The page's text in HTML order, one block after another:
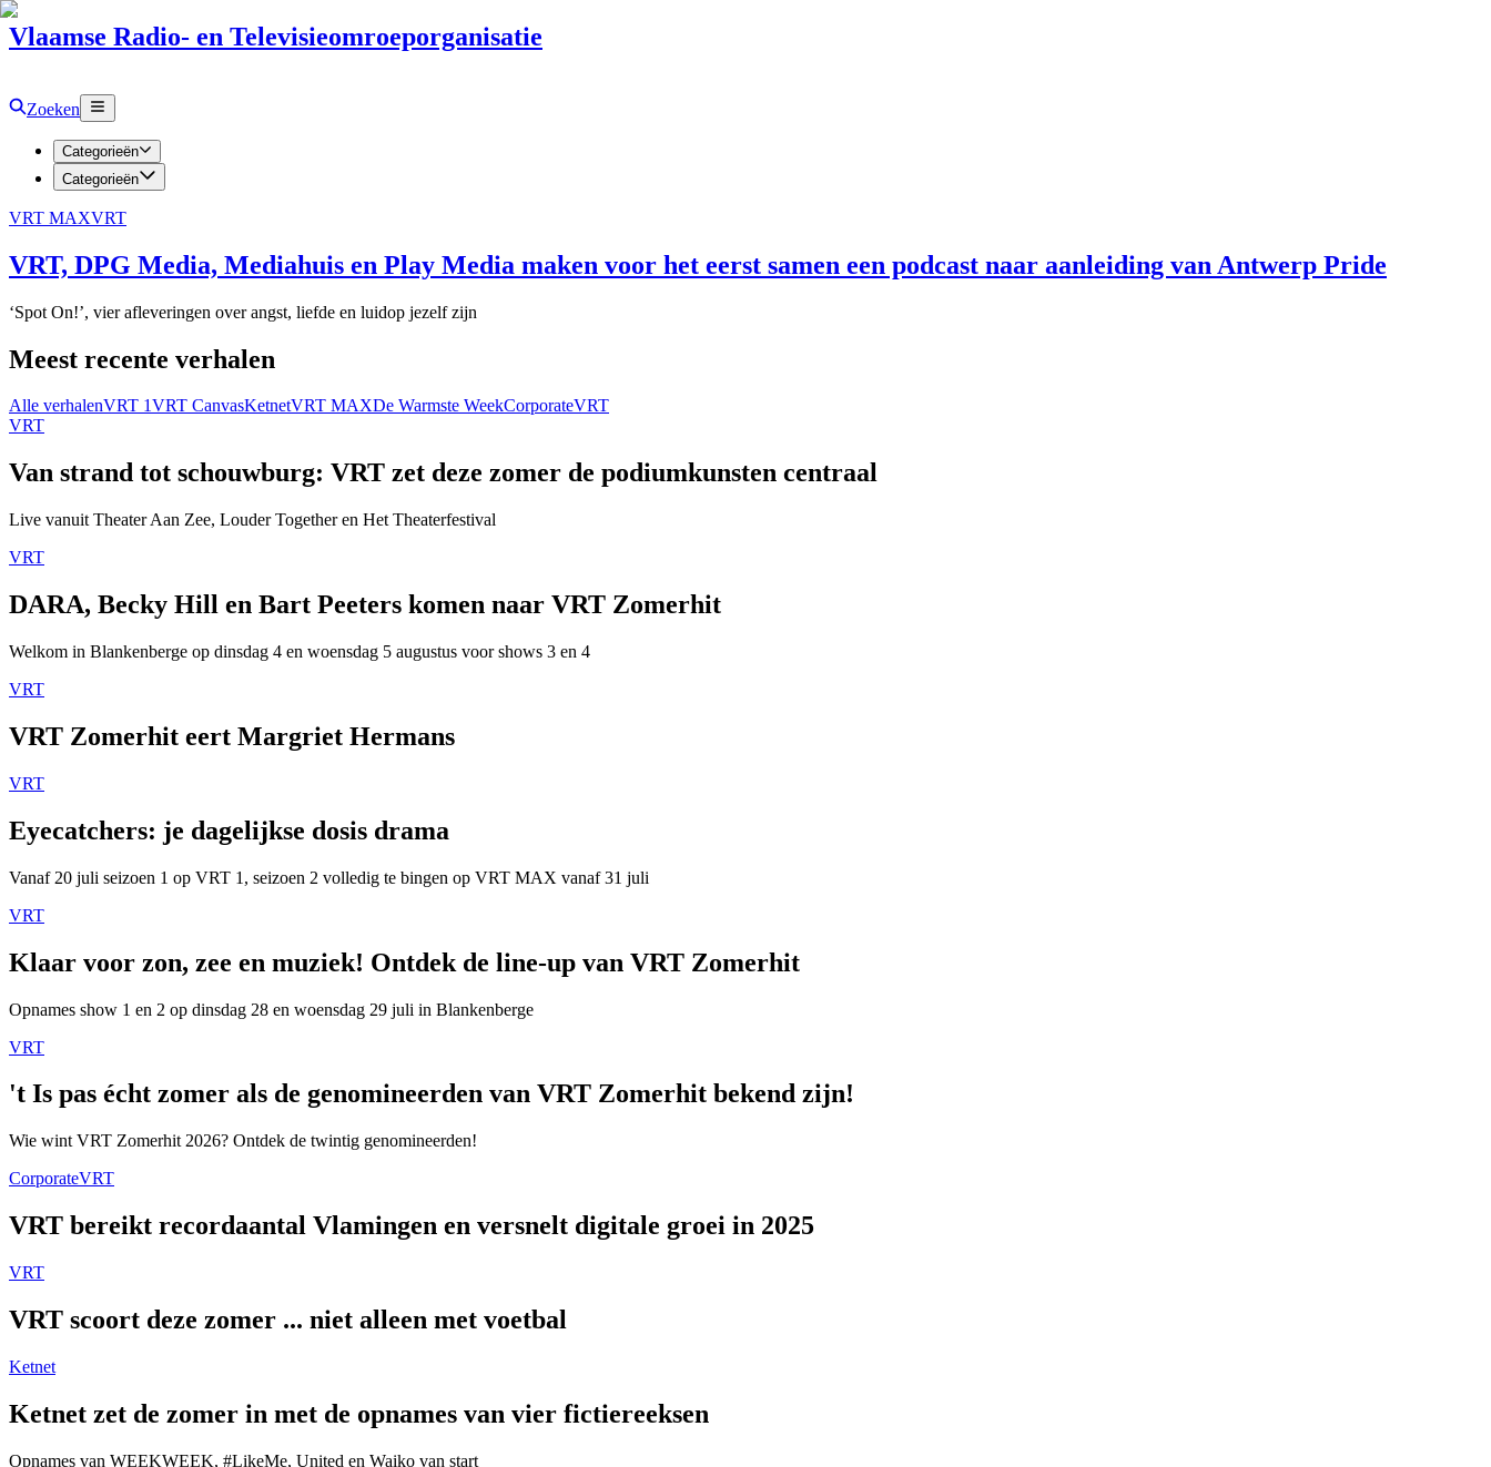
Vlaamse Radio- en Televisieomroeporganisatie
Zoeken
Categorieën
Categorieën
VRT MAXVRT
VRT, DPG Media, Mediahuis en Play Media maken voor het eerst samen een podcast naar aanleiding van Antwerp Pride
‘Spot On!’, vier afleveringen over angst, liefde en luidop jezelf zijn
Meest recente verhalen
Alle verhalenVRT 1VRT CanvasKetnetVRT MAXDe Warmste WeekCorporateVRT
VRT
Van strand tot schouwburg: VRT zet deze zomer de podiumkunsten centraal
Live vanuit Theater Aan Zee, Louder Together en Het Theaterfestival
VRT
DARA, Becky Hill en Bart Peeters komen naar VRT Zomerhit
Welkom in Blankenberge op dinsdag 4 en woensdag 5 augustus voor shows 3 en 4
VRT
VRT Zomerhit eert Margriet Hermans
VRT
Eyecatchers: je dagelijkse dosis drama
Vanaf 20 juli seizoen 1 op VRT 1, seizoen 2 volledig te bingen op VRT MAX vanaf 31 juli
VRT
Klaar voor zon, zee en muziek! Ontdek de line-up van VRT Zomerhit
Opnames show 1 en 2 op dinsdag 28 en woensdag 29 juli in Blankenberge
VRT
't Is pas écht zomer als de genomineerden van VRT Zomerhit bekend zijn!
Wie wint VRT Zomerhit 2026? Ontdek de twintig genomineerden!
CorporateVRT
VRT bereikt recordaantal Vlamingen en versnelt digitale groei in 2025
VRT
VRT scoort deze zomer ... niet alleen met voetbal
Ketnet
Ketnet zet de zomer in met de opnames van vier fictiereeksen
Opnames van WEEKWEEK, #LikeMe, United en Waiko van start